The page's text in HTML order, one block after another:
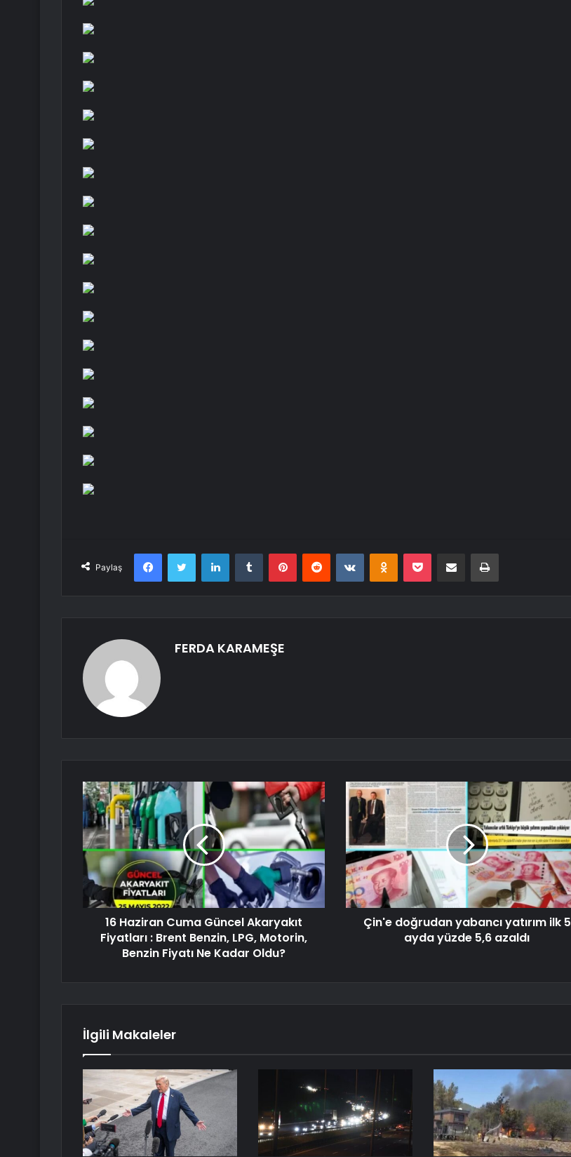
Paylaş
FacebookTwitter LinkedInTumblr PinterestReddit VKontakteOdnoklassniki
Pocket E-Posta ile paylaş Yazdır
FERDA KARAMEŞE
16 Haziran Cuma Güncel Akaryakıt
Fiyatları : Brent Benzin, LPG, Motorin,
Benzin Fiyatı Ne Kadar Oldu?
Çin'e doğrudan yabancı yatırım ilk 5
ayda yüzde 5,6 azaldı
İlgili Makaleler